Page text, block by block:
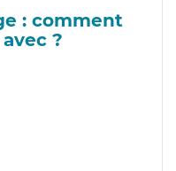
: comment
?